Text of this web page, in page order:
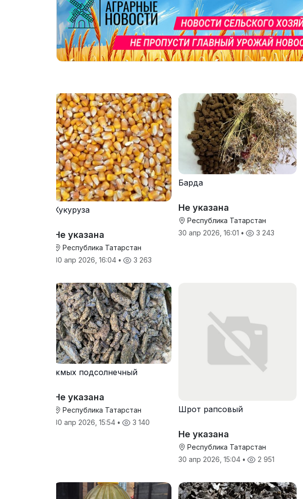
Кукуруза
Не указана
Республика Татарстан
30 апр 2026, 16:04 • 3 263
Барда
Не указана
Республика Татарстан
30 апр 2026, 16:01 • 3 243
жмых подсолнечный
Не указана
Республика Татарстан
30 апр 2026, 15:54 • 3 140
Шрот рапсовый
Не указана
Республика Татарстан
30 апр 2026, 15:04 • 2 951